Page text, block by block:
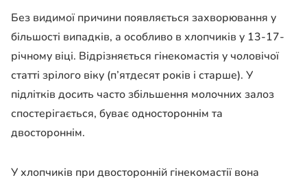
Без видимої причини появляється захворювання у
більшості випадків, а особливо в хлопчиків у 13-17-
річному віці. Відрізняється гінекомастія у чоловічої
статті зрілого віку (п’ятдесят років і старше). У
підлітків досить часто збільшення молочних залоз
спостерігається, буває одностороннім та
двостороннім.
У хлопчиків при двосторонній гінекомастії вона